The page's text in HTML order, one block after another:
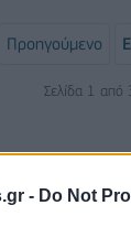
- Do Not
Προηγούμενο
Σελίδα 1 από